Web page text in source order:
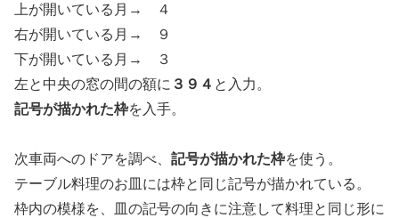
上が開いている月→ ４
右が開いている月→ ９
下が開いている月→ ３
左と中央の窓の間の額に ３９４ と入力。
記号が描かれた枠を入手。
次車両へのドアを調べ、 記号が描かれた枠を使う。
テーブル料理のお皿には枠と同じ記号が描かれている。
枠内の模様を、皿の記号の向きに注意して料理と同じ形に